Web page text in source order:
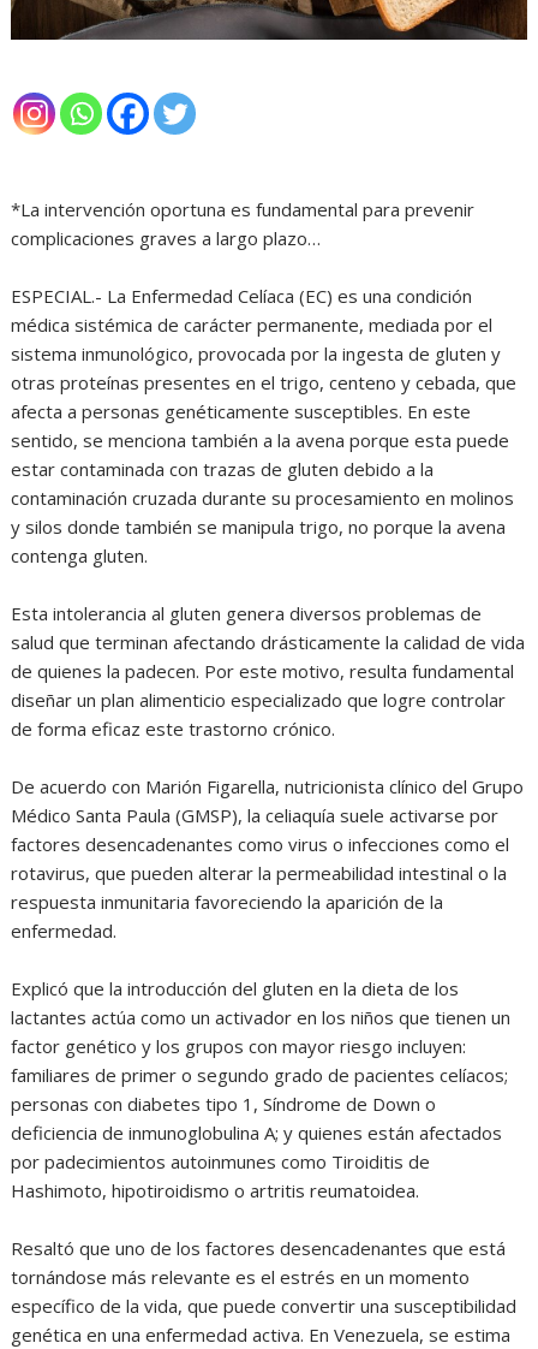
*La intervención oportuna es fundamental para prevenir
complicaciones graves a largo plazo…
ESPECIAL.- La Enfermedad Celíaca (EC) es una condición
médica sistémica de carácter permanente, mediada por el
sistema inmunológico, provocada por la ingesta de gluten y
otras proteínas presentes en el trigo, centeno y cebada, que
afecta a personas genéticamente susceptibles. En este
sentido, se menciona también a la avena porque esta puede
estar contaminada con trazas de gluten debido a la
contaminación cruzada durante su procesamiento en molinos
y silos donde también se manipula trigo, no porque la avena
contenga gluten.
Esta intolerancia al gluten genera diversos problemas de
salud que terminan afectando drásticamente la calidad de vida
de quienes la padecen. Por este motivo, resulta fundamental
diseñar un plan alimenticio especializado que logre controlar
de forma eficaz este trastorno crónico.
De acuerdo con Marión Figarella, nutricionista clínico del Grupo
Médico Santa Paula (GMSP), la celiaquía suele activarse por
factores desencadenantes como virus o infecciones como el
rotavirus, que pueden alterar la permeabilidad intestinal o la
respuesta inmunitaria favoreciendo la aparición de la
enfermedad.
Explicó que la introducción del gluten en la dieta de los
lactantes actúa como un activador en los niños que tienen un
factor genético y los grupos con mayor riesgo incluyen:
familiares de primer o segundo grado de pacientes celíacos;
personas con diabetes tipo 1, Síndrome de Down o
deficiencia de inmunoglobulina A; y quienes están afectados
por padecimientos autoinmunes como Tiroiditis de
Hashimoto, hipotiroidismo o artritis reumatoidea.
Resaltó que uno de los factores desencadenantes que está
tornándose más relevante es el estrés en un momento
específico de la vida, que puede convertir una susceptibilidad
genética en una enfermedad activa. En Venezuela, se estima